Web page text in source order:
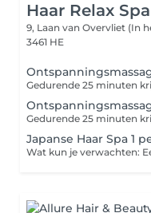
Haar Relax Spa
9, Laan van Overvliet (In
3461 HE
Japanse Haar Spa 1